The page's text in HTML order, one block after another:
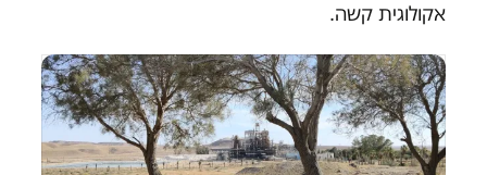
אקולוגית קשה.